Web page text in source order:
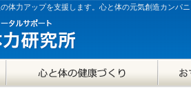
体力アップを支援します。心と体の元気創造カンパ